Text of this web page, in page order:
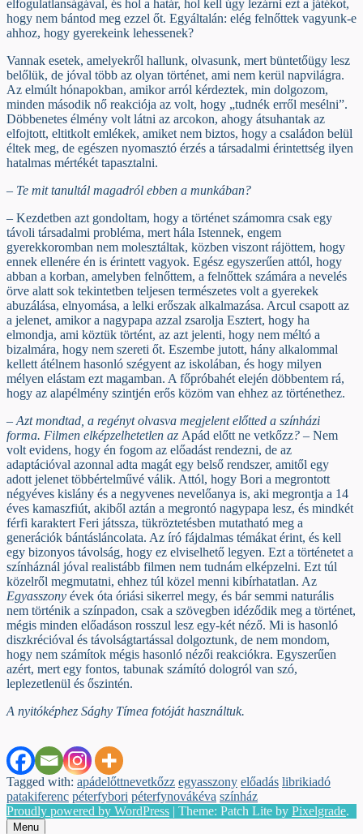
elfogulatlanságával, és hol a határ, hol kell úgy lezárni ezt a játékot,
hogy nem bántod meg ezzel őt. Egyáltalán: elég felnőttek vagyunk-e
ahhoz, hogy gyerekeink lehessenek?
Vannak esetek, amelyekről hallunk, olvasunk, mert büntetőügy lesz
belőlük, de jóval több az olyan történet, ami nem kerül napvilágra.
Az elmúlt hónapokban, amikor arról kérdeztek, min dolgozom,
minden második nő reakciója az volt, hogy „tudnék erről mesélni”.
Döbbenetes élmény volt látni az arcokon, ahogy átsuhantak az
elfojtott, eltitkolt emlékek, amiket nem biztos, hogy a családon belül
éltek meg, de egészen nyomasztó érzés a társadalmi érintettség ilyen
hatalmas mértékét tapasztalni.
– Te mit tanultál magadról ebben a munkában?
– Kezdetben azt gondoltam, hogy a történet számomra csak egy
távoli társadalmi probléma, mert hála Istennek, engem
gyerekkoromban nem molesztáltak, közben viszont rájöttem, hogy
ennek ellenére én is érintett vagyok. Egész egyszerűen attól, hogy
abban a korban, amelyben felnőttem, a felnőttek számára a nevelés
örve alatt sok tekintetben teljesen természetes volt a gyerekek
abuzálása, elnyomása, a lelki erőszak alkalmazása. Arcul csapott az
a jelenet, amikor a nagypapa azzal zsarolja Esztert, hogy ha
elmondja, ami köztük történt, az azt jelenti, hogy nem méltó a
bizalmára, hogy nem szereti őt. Eszembe jutott, hány alkalommal
kellett átélnem hasonló szégyent az iskolában, és hogy milyen
mélyen elástam ezt magamban. A főpróbahét elején döbbentem rá,
hogy az alapélmény szintjén erős közöm van ehhez az történethez.
– Azt mondtad, a regényt olvasva megjelent előtted a színházi
forma. Filmen elképzelhetetlen az Apád előtt ne vetkőzz? – Nem
volt evidens, hogy én fogom az előadást rendezni, de az
adaptációval azonnal adta magát egy belső rendszer, amitől egy
adott jelenet többértelművé válik. Attól, hogy Bori a megrontott
négyéves kislány és a negyvenes nevelőanya is, aki megrontja a 14
éves kamaszfiút, akiből aztán a megrontó nagypapa lesz, és mindkét
férfi karaktert Feri játssza, tükröztetésben mutatható meg a
generációk bántásláncolata. Az író fájdalmas témákat érint, és kell
egy bizonyos távolság, hogy ez elviselhető legyen. Ezt a történetet a
színháznál jóval realistább filmen nem tudnám elképzelni. Ezt túl
közelről megmutatni, ehhez túl közel menni kibírhatatlan. Az
Egyasszony évek óta óriási sikerrel megy, és bár semmi naturális
nem történik a színpadon, csak a szövegben idéződik meg a történet,
mégis minden előadáson rosszul lesz egy-két néző. Mi is hasonló
diszkrécióval és távolságtartással dolgoztunk, de nem mondom,
hogy nem számítok mégis hasonló nézői reakciókra. Egyszerűen
azért, mert egy fontos, tabunak számító dologról van szó,
leplezetlenül és őszintén.
A nyitóképhez Sághy Tímea fotóját használtuk.
Tagged with: apádelőttnevetkőzz egyasszony előadás librikiadó
patakiferenc péterfybori péterfynovákéva színház
Proudly powered by WordPress | Theme: Patch Lite by Pixelgrade.
Menu